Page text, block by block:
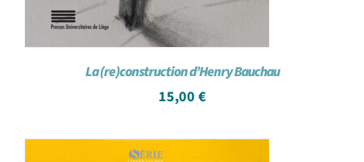
La (re)construction d’Henry Bauchau
15,00 €